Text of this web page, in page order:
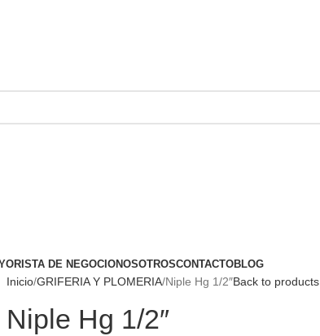
DE NEGOCIONOSOTROSCONTACTOBLOG
Inicio GRIFERIA Y PLOMERIA Niple Hg 1/2″Back to products
Niple Hg 1/2″